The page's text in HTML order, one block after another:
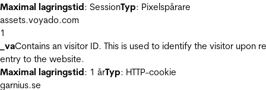
Maximal lagringstid: SessionTyp: Pixelspårare
assets.voyado.com
1
_vaContains an visitor ID. This is used to identify the visitor upon
entry to the website.
Maximal lagringstid: 1 årTyp: HTTP-cookie
garnius.se